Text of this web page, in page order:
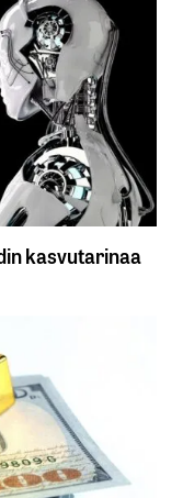
kasvutarinaa